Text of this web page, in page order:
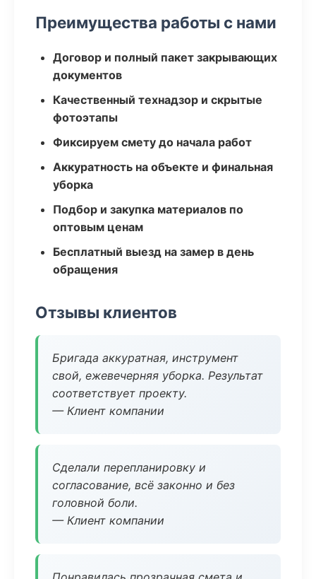
Преимущества работы с нами
Договор и полный пакет закрывающих
документов
Качественный технадзор и скрытые
фотоэтапы
Фиксируем смету до начала работ
Аккуратность на объекте и финальная
уборка
Подбор и закупка материалов по
оптовым ценам
Бесплатный выезд на замер в день
обращения
Отзывы клиентов
Бригада аккуратная, инструмент
свой, ежевечерняя уборка. Результат
соответствует проекту.
— Клиент компании
Сделали перепланировку и
согласование, всё законно и без
головной боли.
— Клиент компании